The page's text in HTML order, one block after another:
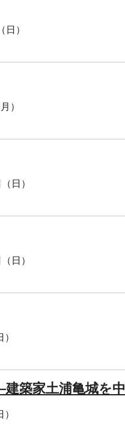
）
）
日）
日）
築家土浦亀城を